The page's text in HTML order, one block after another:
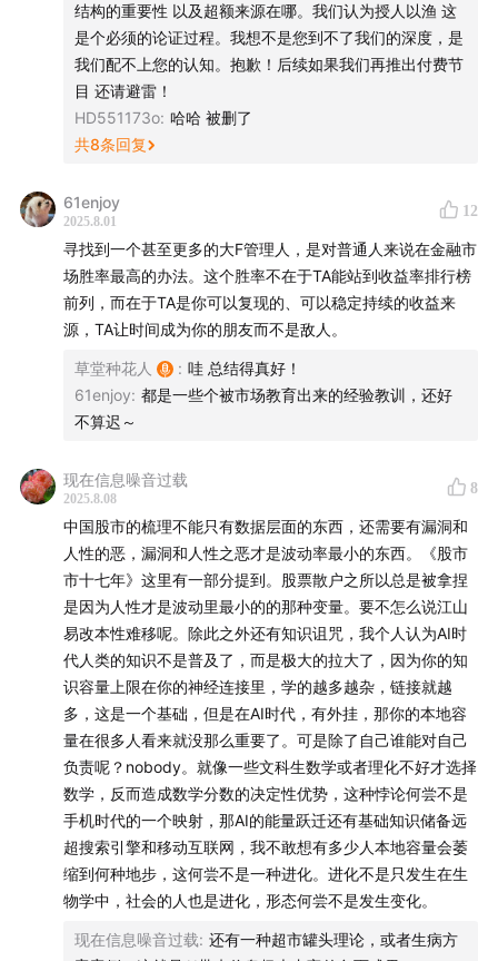
结构的重要性 以及超额来源在哪。我们认为授人以渔 这
是个必须的论证过程。我想不是您到不了我们的深度，是
我们配不上您的认知。抱歉！后续如果我们再推出付费节
目 还请避雷！
HD551173o: 哈哈 被删了
共8条回复
61enjoy
2025.8.01
12
寻找到一个甚至更多的大F管理人，是对普通人来说在金融市
场胜率最高的办法。这个胜率不在于TA能站到收益率排行榜
前列，而在于TA是你可以复现的、可以稳定持续的收益来
源，TA让时间成为你的朋友而不是敌人。
草堂种花人 : 哇 总结得真好！
61enjoy: 都是一些个被市场教育出来的经验教训，还好
不算迟～
现在信息噪音过载
2025.8.08
8
中国股市的梳理不能只有数据层面的东西，还需要有漏洞和
人性的恶，漏洞和人性之恶才是波动率最小的东西。《股市
市十七年》这里有一部分提到。股票散户之所以总是被拿捏
是因为人性才是波动里最小的的那种变量。要不怎么说江山
易改本性难移呢。除此之外还有知识诅咒，我个人认为AI时
代人类的知识不是普及了，而是极大的拉大了，因为你的知
识容量上限在你的神经连接里，学的越多越杂，链接就越
多，这是一个基础，但是在AI时代，有外挂，那你的本地容
量在很多人看来就没那么重要了。可是除了自己谁能对自己
负责呢？nobody。就像一些文科生数学或者理化不好才选择
数学，反而造成数学分数的决定性优势，这种悖论何尝不是
手机时代的一个映射，那AI的能量跃迁还有基础知识储备远
超搜索引擎和移动互联网，我不敢想有多少人本地容量会萎
缩到何种地步，这何尝不是一种进化。进化不是只发生在生
物学中，社会的人也是进化，形态何尝不是发生变化。
现在信息噪音过载: 还有一种超市罐头理论，或者生病方